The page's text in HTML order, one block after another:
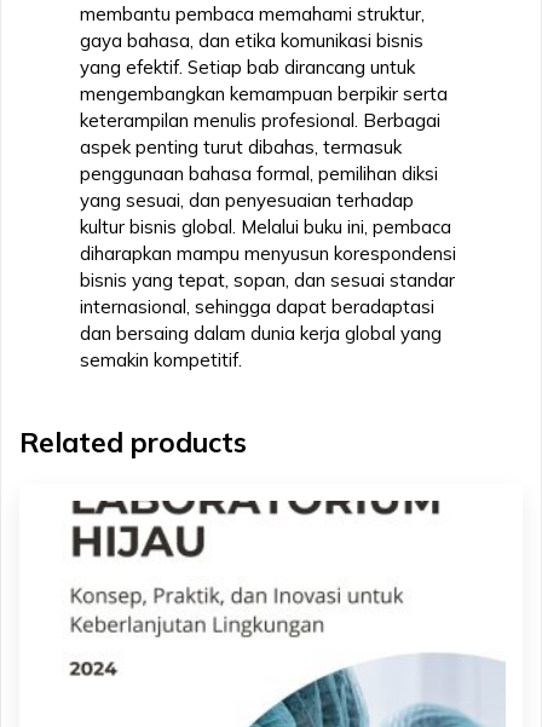
membantu pembaca memahami struktur,
gaya bahasa, dan etika komunikasi bisnis
yang efektif. Setiap bab dirancang untuk
mengembangkan kemampuan berpikir serta
keterampilan menulis profesional. Berbagai
aspek penting turut dibahas, termasuk
penggunaan bahasa formal, pemilihan diksi
yang sesuai, dan penyesuaian terhadap
kultur bisnis global. Melalui buku ini, pembaca
diharapkan mampu menyusun korespondensi
bisnis yang tepat, sopan, dan sesuai standar
internasional, sehingga dapat beradaptasi
dan bersaing dalam dunia kerja global yang
semakin kompetitif.
Related products